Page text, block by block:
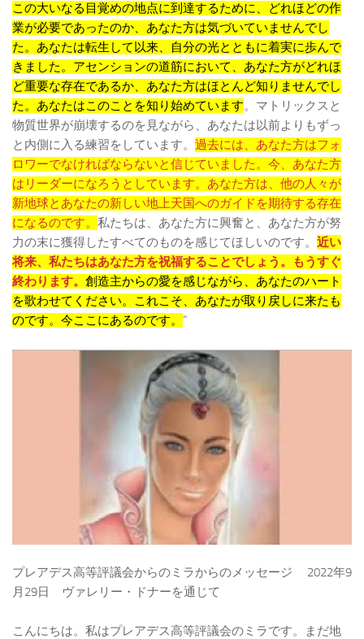
この大いなる目覚めの地点に到達するために、どれほどの作
業が必要であったのか、あなた方は気づいていませんでし
た。あなたは転生して以来、自分の光とともに着実に歩んで
きました。アセンションの道筋において、あなた方がどれほ
ど重要な存在であるか、あなた方はほとんど知りませんでし
た。あなたはこのことを知り始めています。マトリックスと
物質世界が崩壊するのを見ながら、あなたは以前よりもずっ
と内側に入る練習をしています。 過去には、あなた方はフォ
ロワーでなければならないと信じていました。今、あなた方
はリーダーになろうとしています。あなた方は、他の人々が
新地球とあなたの新しい地上天国へのガイドを期待する存在
になるのです。 私たちは、あなた方に興奮と、あなた方が努
力の末に獲得したすべてのものを感じてほしいのです。 近い
将来、私たちはあなた方を祝福することでしょう。もうすぐ
終わります。 創造主からの愛を感じながら、あなたのハート
を歌わせてください。これこそ、あなたが取り戻しに来たも
のです。今ここにあるのです。 “
プレアデス高等評議会からのミラからのメッセージ 2022年9
月29日 ヴァレリー・ドナーを通じて
こんにちは。私はプレアデス高等評議会のミラです。まだ地